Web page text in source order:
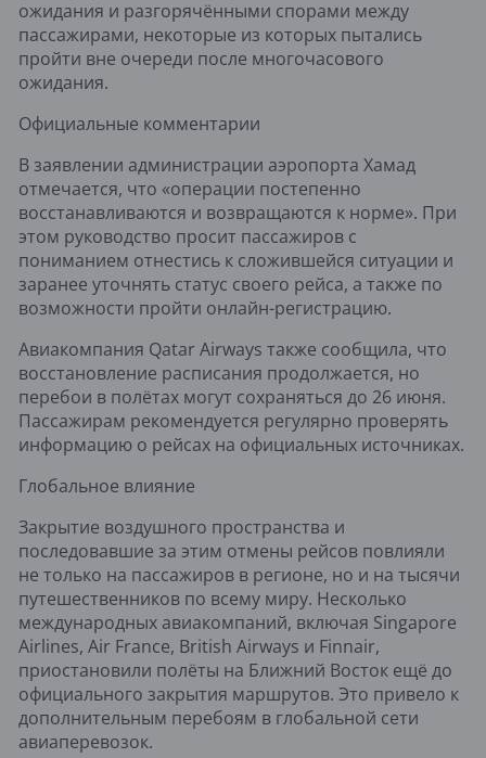
ожидания и разгорячёнными спорами между
пассажирами, некоторые из которых пытались
пройти вне очереди после многочасового
ожидания.
Официальные комментарии
В заявлении администрации аэропорта Хамад
отмечается, что «операции постепенно
восстанавливаются и возвращаются к норме». При
этом руководство просит пассажиров с
пониманием отнестись к сложившейся ситуации и
заранее уточнять статус своего рейса, а также по
возможности пройти онлайн-регистрацию.
Авиакомпания Qatar Airways также сообщила, что
восстановление расписания продолжается, но
перебои в полётах могут сохраняться до 26 июня.
Пассажирам рекомендуется регулярно проверять
информацию о рейсах на официальных источниках.
Глобальное влияние
Закрытие воздушного пространства и
последовавшие за этим отмены рейсов повлияли
не только на пассажиров в регионе, но и на тысячи
путешественников по всему миру. Несколько
международных авиакомпаний, включая Singapore
Airlines, Air France, British Airways и Finnair,
приостановили полёты на Ближний Восток ещё до
официального закрытия маршрутов. Это привело к
дополнительным перебоям в глобальной сети
авиаперевозок.